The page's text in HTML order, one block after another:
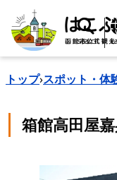
search
トップ›スポット・体
箱館高田屋